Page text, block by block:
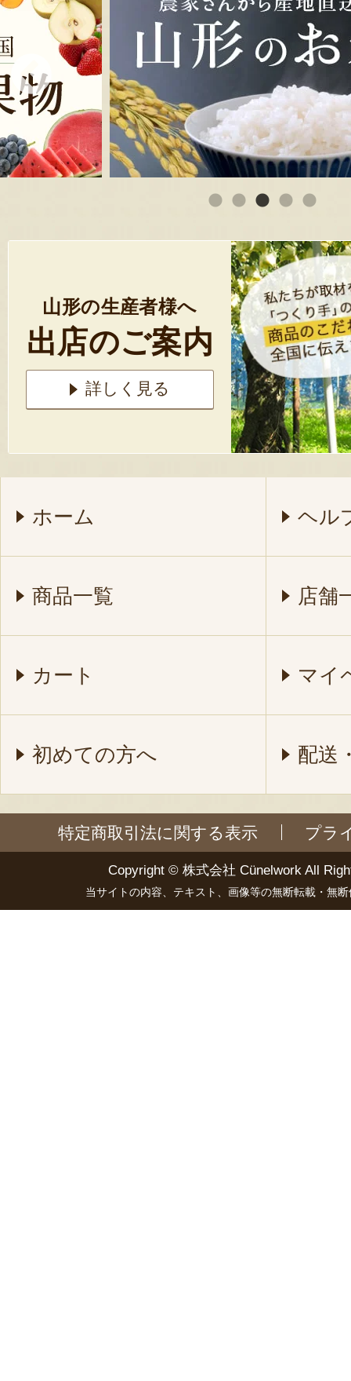
山形の生産者様へ
出店のご案内
詳しく見る
ホーム ヘル
商品一覧 店舗
カート マイ
初めての方へ 配送
特定商取引法に関する表示 プラ
Copyright © 株式会社 Cünelwork All
当サイトの内容、テキスト、画像等の無断転載・無